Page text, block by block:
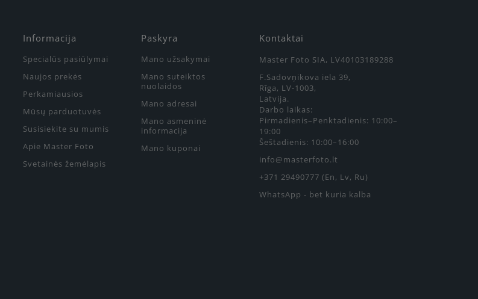
Informacija
Specialūs pasiūlymai
Naujos prekės
Perkamiausios
Mūsų parduotuvės
Susisiekite su mumis
Apie Master Foto
Svetainės žemėlapis
Paskyra
Mano užsakymai
Mano suteiktos
nuolaidos
Mano adresai
Mano asmeninė
informacija
Mano kuponai
Kontaktai
Master Foto SIA, LV40103189288
F.Sadovņikova iela 39,
Rīga, LV-1003,
Latvija.
Darbo laikas:
Pirmadienis–Penktadienis: 10:00–
19:00
Šeštadienis: 10:00–16:00
info@masterfoto.lt
+371 29490777 (En, Lv, Ru)
WhatsApp - bet kuria kalba